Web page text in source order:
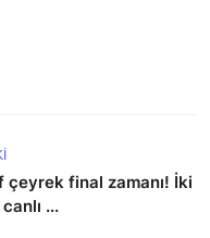
final zamanı! İki
...